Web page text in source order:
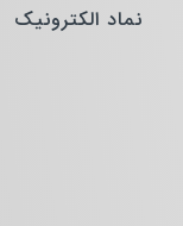
نماد الکترونیک